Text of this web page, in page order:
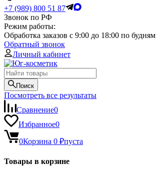
+7 (989) 800 51 87
Звонок по РФ
Режим работы:
Обработка заказов с 9:00 до 18:00 по будням
Обратный звонок
Личный кабинет
Поиск
Посмотреть все результаты
Сравнение0
Избранное0
0Корзина 0 ₽пуста
Товары в корзине